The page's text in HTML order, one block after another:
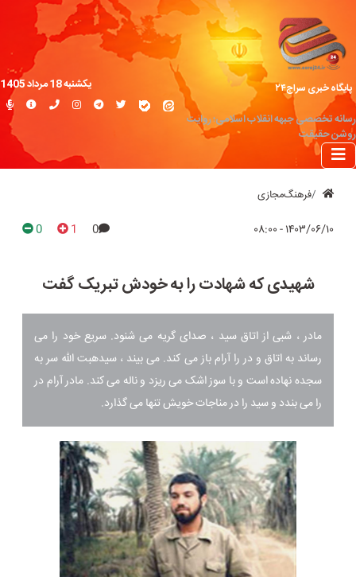
پایگاه خبری سراج۲۴
رسانه تخصصی جبهه انقلاب اسلامی؛ روایت
روشن حقیقت
یکشنبه 18 مرداد 1405
فرهنگ‌مجازی
۱۴۰۳/۰۶/۱۰ - ۰۸:۰۰ 0
1
0
شهیدی که شهادت را به خودش تبریک گفت
مادر ، شبی از اتاق سید ، صدای گریه می شنود. سریع خود را می
رساند به اتاق و در را آرام باز می کند. می بیند ، سیدهبت الله سر به
سجده نهاده است و با سوز اشک می ریزد و ناله می کند. مادر آرام در
را می بندد و سید را در مناجات خویش تنها می گذارد.